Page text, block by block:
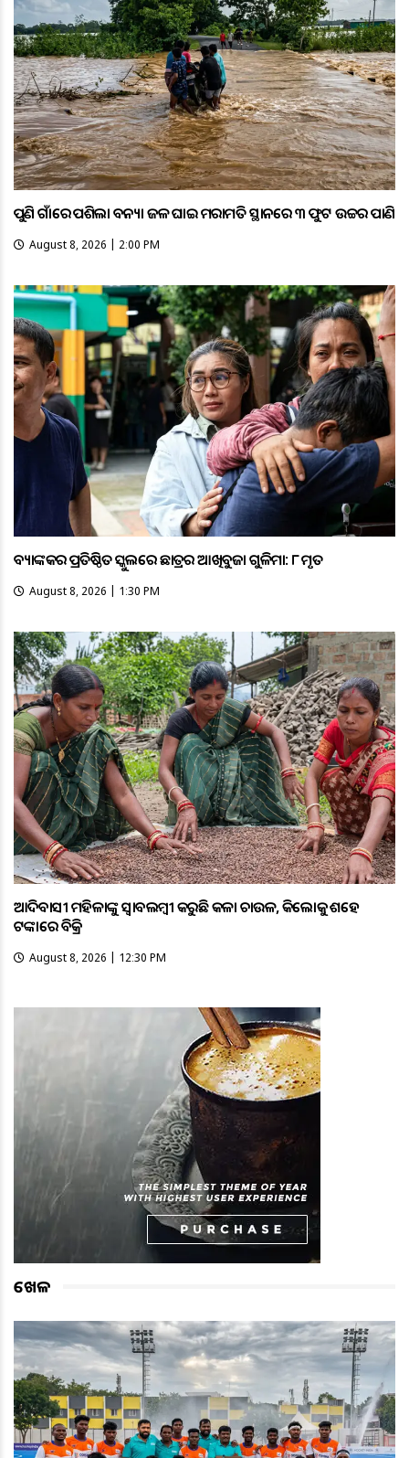
ପୁଣି ଗାଁରେ ପଶିଲା ବନ୍ୟା ଜଳ ଘାଇ ମରାମତି ସ୍ଥାନରେ ୩ ଫୁଟ ଉଚ୍ଚର ପାଣି
August 8, 2026 | 2:00 PM
ବ୍ୟାଙ୍କକର ପ୍ରତିଷ୍ଠିତ ସ୍କୁଲରେ ଛାତ୍ରର ଆଖିବୁଜା ଗୁଳିମାଡ଼: ୮ ମୃତ
August 8, 2026 | 1:30 PM
ଆଦିବାସୀ ମହିଳାଙ୍କୁ ସ୍ଵାବଲମ୍ଵୀ କରୁଛି କଳା ଚାଉଳ, କିଲୋକୁ ଶହେ
ଟଙ୍କାରେ ବିକ୍ରି
August 8, 2026 | 12:30 PM
ଖେଳ